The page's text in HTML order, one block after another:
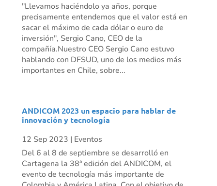
"Llevamos haciéndolo ya años, porque
precisamente entendemos que el valor está en
sacar el máximo de cada dólar o euro de
inversión", Sergio Cano, CEO de la
compañía.Nuestro CEO Sergio Cano estuvo
hablando con DFSUD, uno de los medios más
importantes en Chile, sobre...
ANDICOM 2023 un espacio para hablar de
innovación y tecnología
12 Sep 2023 | Eventos
Del 6 al 8 de septiembre se desarrolló en
Cartagena la 38ª edición del ANDICOM, el
evento de tecnología más importante de